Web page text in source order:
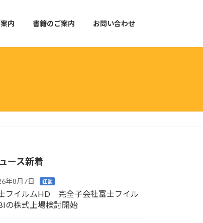
内 書籍のご案内 お問い合わせ
ース新着
年8月7日 経営
フイルムHD 完全子会社富士フイル
の株式上場検討開始